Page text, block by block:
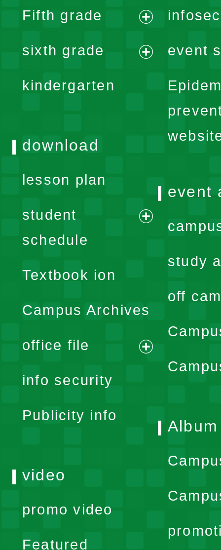
menu
Fifth grade
menu
sixth grade
kindergarten
event
download
lesson plan
student
schedule
expand
menu
Textbook ion
Campus Archives
office file
expand
info security
Publicity info
event
study
off
Album
video
promo video
Featured